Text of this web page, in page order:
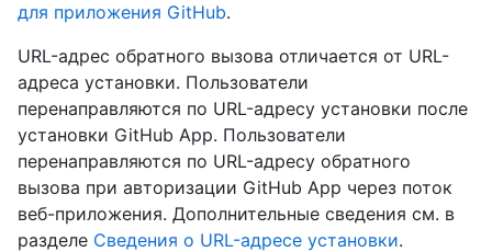
для приложения GitHub.
URL-адрес обратного вызова отличается от URL-
адреса установки. Пользователи
перенаправляются по URL-адресу установки после
установки GitHub App. Пользователи
перенаправляются по URL-адресу обратного
вызова при авторизации GitHub App через поток
веб-приложения. Дополнительные сведения см. в
разделе Сведения о URL-адресе установки.